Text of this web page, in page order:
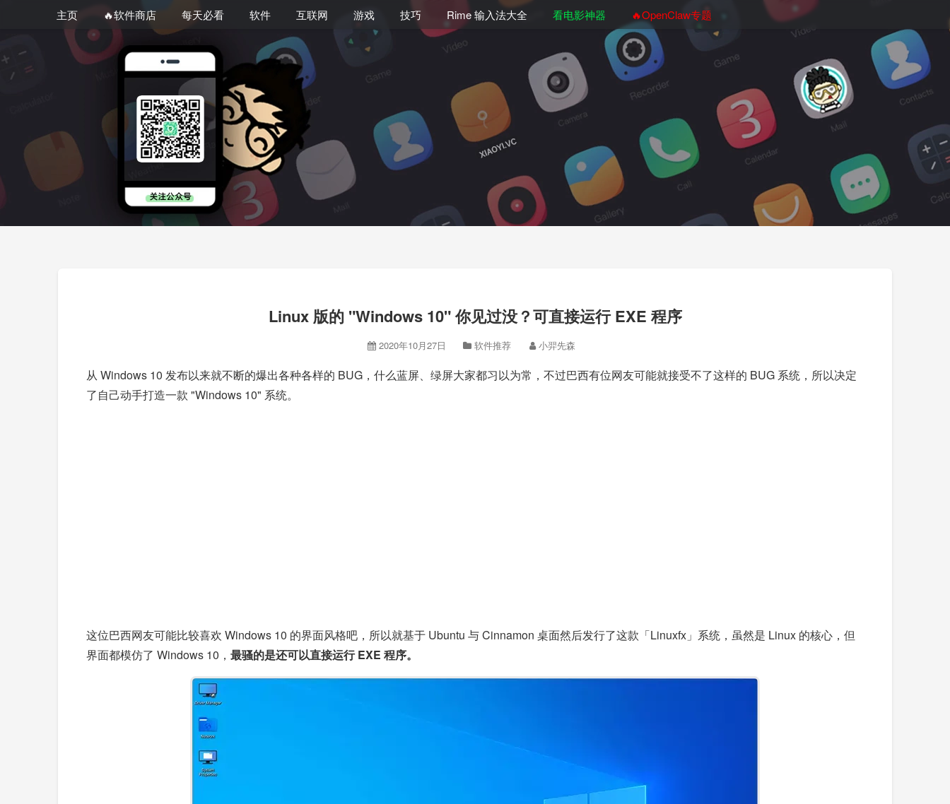
主页 🔥软件商店 每天必看 软件 互联网 游戏 技巧 Rime 输入法大全 看电影神器 🔥OpenClaw专题
Linux 版的 "Windows 10" 你见过没？可直接运行 EXE 程序
2020年10月27日 软件推荐 小羿先森
从 Windows 10 发布以来就不断的爆出各种各样的 BUG，什么蓝屏、绿屏大家都习以为常，不过巴西有位网友可能就接受不了这样的 BUG 系统，所以决定
了自己动手打造一款 "Windows 10" 系统。
这位巴西网友可能比较喜欢 Windows 10 的界面风格吧，所以就基于 Ubuntu 与 Cinnamon 桌面然后发行了这款「Linuxfx」系统，虽然是 Linux 的核心，但
界面都模仿了 Windows 10， 最骚的是还可以直接运行 EXE 程序。